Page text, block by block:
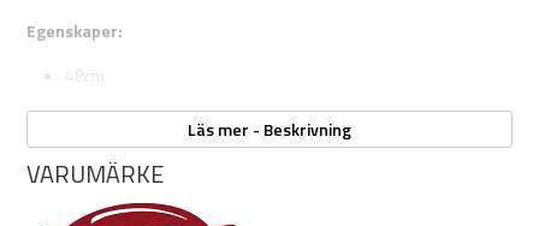
Egenskaper:
48cm
Plysch i slitstark polyester
Med pip och prassel
Läs mer - Beskrivning
VARUMÄRKE